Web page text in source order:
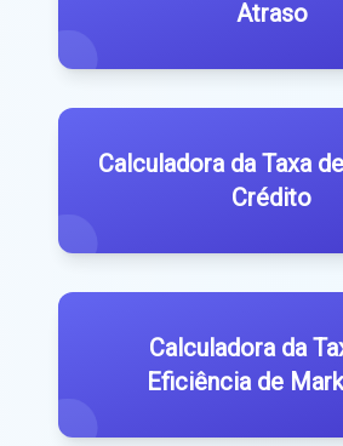
Atraso
Calculadora da Taxa
Crédito
Calculadora da
Eficiência de